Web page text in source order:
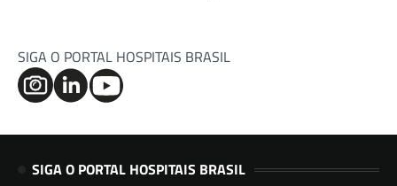
SIGA O PORTAL HOSPITAIS BRASIL
SIGA O PORTAL HOSPITAIS BRASIL